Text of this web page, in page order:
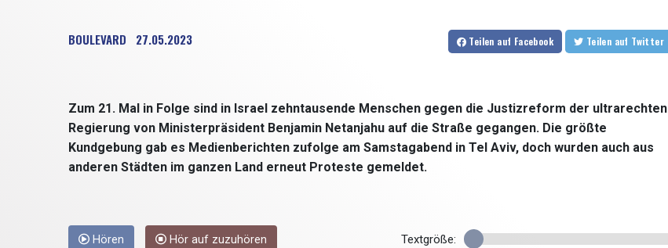
BOULEVARD 27.05.2023 Teilen auf Facebook Teilen auf Twitter
Zum 21. Mal in Folge sind in Israel zehntausende Menschen gegen die Justizreform der ultrarechten
Regierung von Ministerpräsident Benjamin Netanjahu auf die Straße gegangen. Die größte
Kundgebung gab es Medienberichten zufolge am Samstagabend in Tel Aviv, doch wurden auch aus
anderen Städten im ganzen Land erneut Proteste gemeldet.
Hören Hör auf zuzuhören Textgröße: